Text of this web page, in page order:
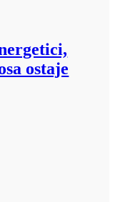
ostaje